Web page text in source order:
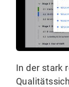
In der stark